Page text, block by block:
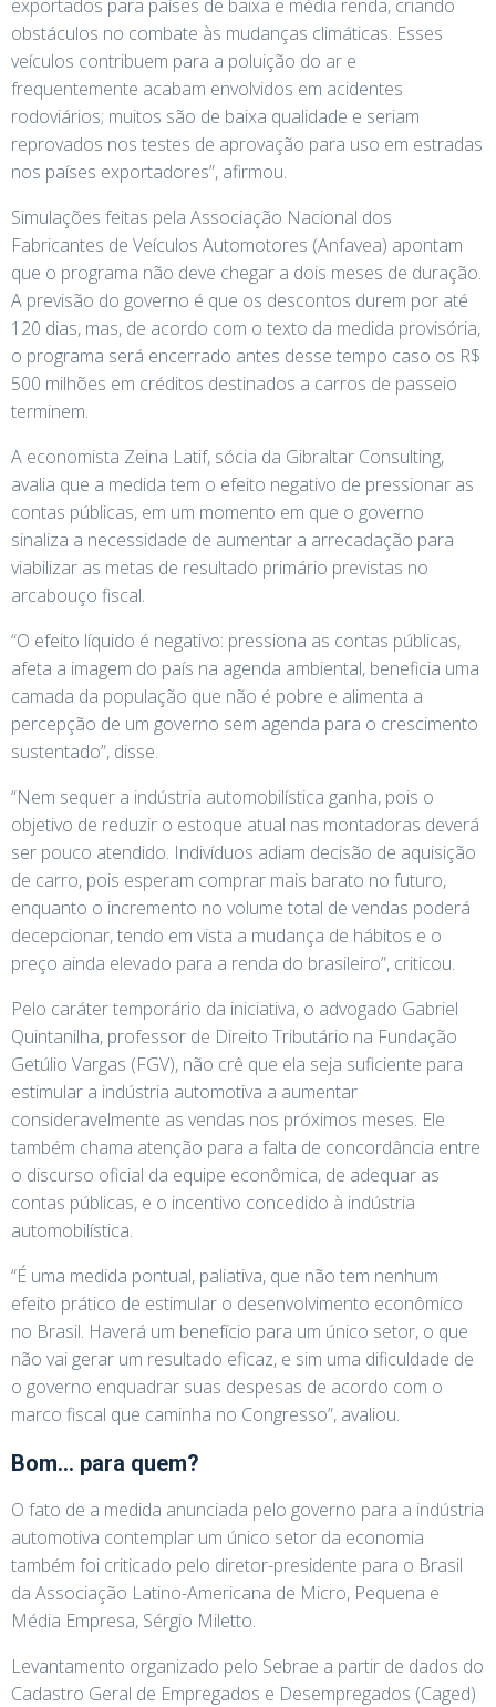
exportados para países de baixa e média renda, criando
obstáculos no combate às mudanças climáticas. Esses
veículos contribuem para a poluição do ar e
frequentemente acabam envolvidos em acidentes
rodoviários; muitos são de baixa qualidade e seriam
reprovados nos testes de aprovação para uso em estradas
nos países exportadores”, afirmou.
Simulações feitas pela Associação Nacional dos
Fabricantes de Veículos Automotores (Anfavea) apontam
que o programa não deve chegar a dois meses de duração.
A previsão do governo é que os descontos durem por até
120 dias, mas, de acordo com o texto da medida provisória,
o programa será encerrado antes desse tempo caso os R$
500 milhões em créditos destinados a carros de passeio
terminem.
A economista Zeina Latif, sócia da Gibraltar Consulting,
avalia que a medida tem o efeito negativo de pressionar as
contas públicas, em um momento em que o governo
sinaliza a necessidade de aumentar a arrecadação para
viabilizar as metas de resultado primário previstas no
arcabouço fiscal.
“O efeito líquido é negativo: pressiona as contas públicas,
afeta a imagem do país na agenda ambiental, beneficia uma
camada da população que não é pobre e alimenta a
percepção de um governo sem agenda para o crescimento
sustentado”, disse.
“Nem sequer a indústria automobilística ganha, pois o
objetivo de reduzir o estoque atual nas montadoras deverá
ser pouco atendido. Indivíduos adiam decisão de aquisição
de carro, pois esperam comprar mais barato no futuro,
enquanto o incremento no volume total de vendas poderá
decepcionar, tendo em vista a mudança de hábitos e o
preço ainda elevado para a renda do brasileiro”, criticou.
Pelo caráter temporário da iniciativa, o advogado Gabriel
Quintanilha, professor de Direito Tributário na Fundação
Getúlio Vargas (FGV), não crê que ela seja suficiente para
estimular a indústria automotiva a aumentar
consideravelmente as vendas nos próximos meses. Ele
também chama atenção para a falta de concordância entre
o discurso oficial da equipe econômica, de adequar as
contas públicas, e o incentivo concedido à indústria
automobilística.
“É uma medida pontual, paliativa, que não tem nenhum
efeito prático de estimular o desenvolvimento econômico
no Brasil. Haverá um benefício para um único setor, o que
não vai gerar um resultado eficaz, e sim uma dificuldade de
o governo enquadrar suas despesas de acordo com o
marco fiscal que caminha no Congresso”, avaliou.
Bom… para quem?
O fato de a medida anunciada pelo governo para a indústria
automotiva contemplar um único setor da economia
também foi criticado pelo diretor-presidente para o Brasil
da Associação Latino-Americana de Micro, Pequena e
Média Empresa, Sérgio Miletto.
Levantamento organizado pelo Sebrae a partir de dados do
Cadastro Geral de Empregados e Desempregados (Caged)